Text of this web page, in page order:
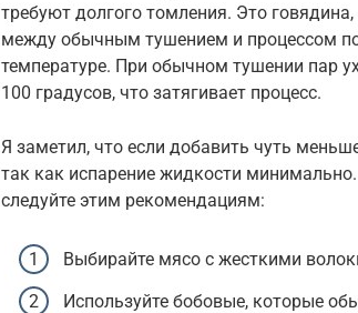
требуют долгого томления. Это
между обычным тушением и процессом
температуре. При обычном тушении пар
100 градусов, что затягивает процесс.
Я заметил, что если добавить чуть
так как испарение жидкости
следуйте этим рекомендациям:
Выбирайте мясо с жесткими
Используйте бобовые, которые